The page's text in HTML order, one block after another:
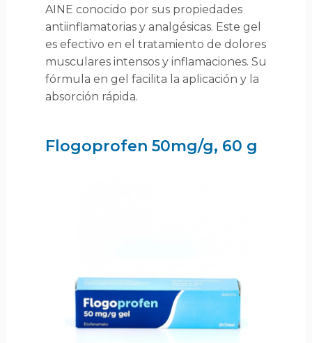
AINE conocido por sus propiedades
antiinflamatorias y analgésicas. Este gel
es efectivo en el tratamiento de dolores
musculares intensos y inflamaciones. Su
fórmula en gel facilita la aplicación y la
absorción rápida.
Flogoprofen 50mg/g, 60 g